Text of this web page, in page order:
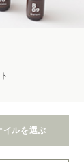
イルを選ぶ